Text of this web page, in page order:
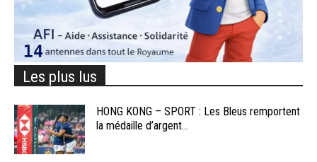
Les plus lus
HONG KONG – SPORT : Les Bleus remportent
la médaille d’argent...